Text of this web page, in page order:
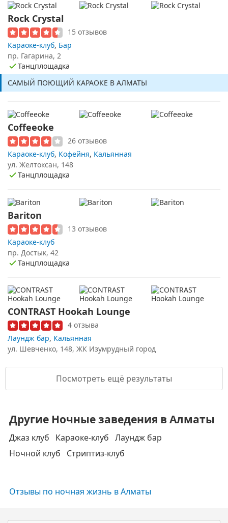
Rock Crystal
15 отзывов
Караоке-клуб, Бар
пр. Гагарина, 2
Танцплощадка
САМЫЙ ПОЮЩИЙ КАРАОКЕ В АЛМАТЫ
Coffeeoke
26 отзывов
Караоке-клуб, Кофейня, Кальянная
ул. Желтоксан, 148
Танцплощадка
Bariton
13 отзывов
Караоке-клуб
пр. Достык, 42
Танцплощадка
CONTRAST Hookah Lounge
4 отзыва
Лаундж бар, Кальянная
ул. Шевченко, 148, ЖК Изумрудный город
Посмотреть ещё результаты
Другие Ночные заведения в Алматы
Джаз клуб Караоке-клуб Лаундж бар
Ночной клуб
Стриптиз-клуб
Отзывы по ночная жизнь в Алматы